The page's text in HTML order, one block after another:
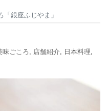
銀座ふじやま」
味ごころ, 店舗紹介, 日本料理,